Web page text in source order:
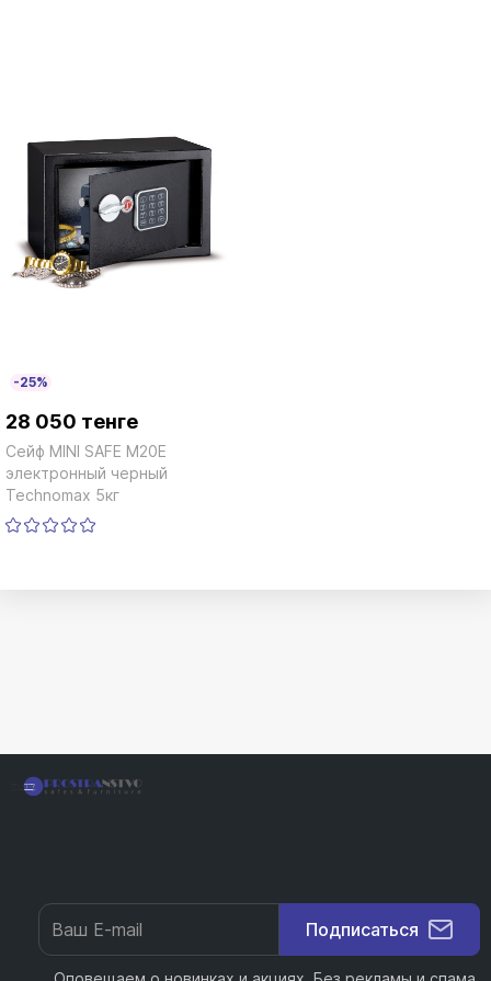
-25%
28 050 тенге
Сейф MINI SAFE M20E
электронный черный
Technomax 5кг
Подписаться